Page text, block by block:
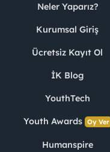
Neler Yaparız?
Kurumsal Giriş
Ücretsiz Kayıt Ol
İK Blog
YouthTech
Youth Awards Oy Ver
Humanspire